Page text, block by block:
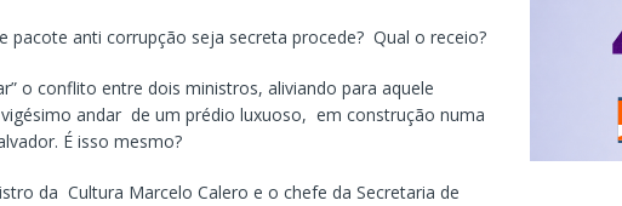
pacote anti corrupção seja secreta procede? Qual o receio?
o conflito entre dois ministros, aliviando para aquele
andar de um prédio luxuoso, em construção numa
É isso mesmo?
da Cultura Marcelo Calero e o chefe da Secretaria de